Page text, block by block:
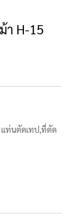
า H-15
แท่นตัดเทป,ที่ตัด